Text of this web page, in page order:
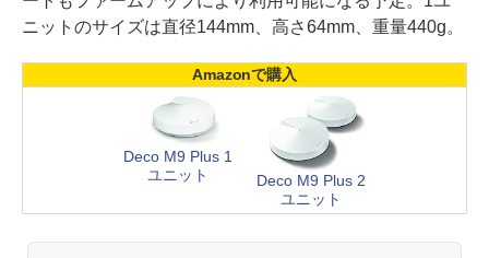
ニットのサイズは直径144mm、高さ64mm、重量440g。
Amazonで購入
Deco M9 Plus 1
ユニット
Deco M9 Plus 2
ユニット